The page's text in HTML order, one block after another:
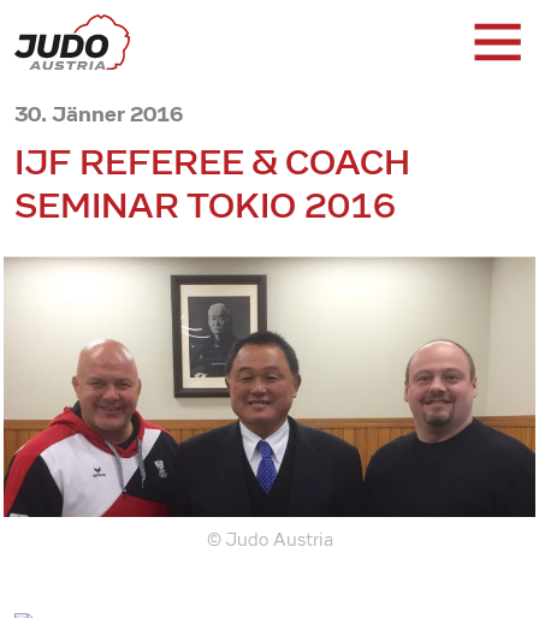
30. Jänner 2016
IJF REFEREE & COACH
SEMINAR TOKIO 2016
© Judo Austria